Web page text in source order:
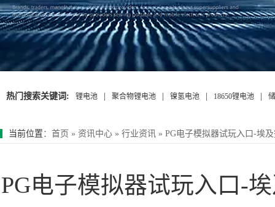
热门搜索关键词: 锂电池 聚合物锂电池 镍氢电池 18650锂电池
当前位置 ： 首页 » 资讯中心 » 行业资讯 » PG电子模拟器试玩入口-埃
PG电子模拟器试玩入口-